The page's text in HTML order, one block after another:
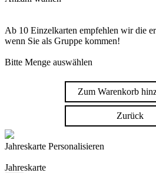
Ab 10 Einzelkarten empfehlen wir die
wenn Sie als Gruppe kommen!
Bitte Menge auswählen
Zum Warenkorb
Zurück
Jahreskarte Personalisieren
Jahreskarte